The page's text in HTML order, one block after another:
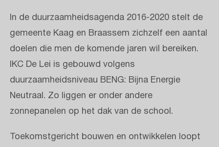
In de duurzaamheidsagenda 2016-2020 stelt de
gemeente Kaag en Braassem zichzelf een aantal
doelen die men de komende jaren wil bereiken.
IKC De Lei is gebouwd volgens
duurzaamheidsniveau BENG: Bijna Energie
Neutraal. Zo liggen er onder andere
zonnepanelen op het dak van de school.
Toekomstgericht bouwen en ontwikkelen loopt